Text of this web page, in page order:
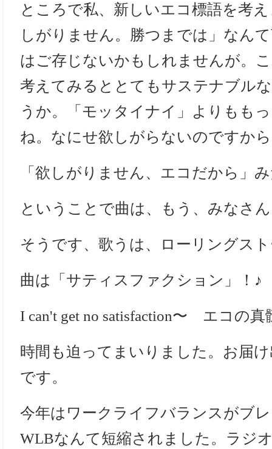
ところで私、新しいエコ標語を考
しがりません。勝つまでは」なん
はご存じないかもしれませんが。
考えてみるととてもサステナブル
うか。「モッタイナイ」よりもも
ね。なにせ欲しがらないのですか
「欲しがりません、エコだから」
ということで曲は、もう、みなさ
そうです、歌うは、ローリングス
曲は「サティスファクション」！♪
I can't get no satisfaction〜 エコの
時間も迫ってまいりました。お届
です。
今年はワークライフバランスがブ
WLBなんて短縮されました。ラジ